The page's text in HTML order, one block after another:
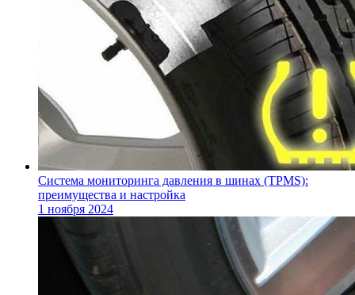
Система мониторинга давления в шинах (TPMS):
преимущества и настройка
1 ноября 2024